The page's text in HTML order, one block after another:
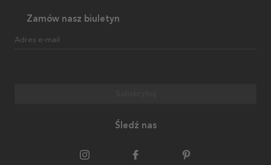
Zamów nasz biuletyn
Adres e-mail
Śledź nas